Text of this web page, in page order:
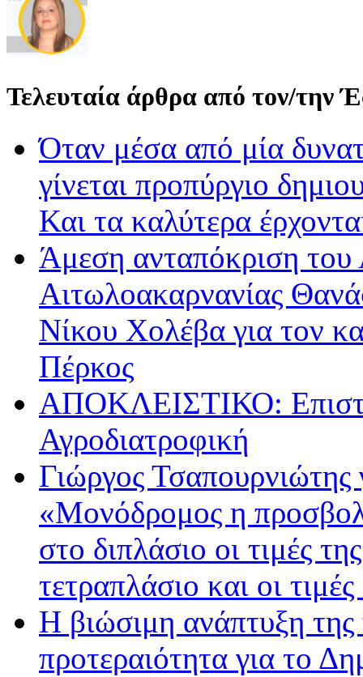
Τελευταία άρθρα από τον/την
Όταν μέσα από μία
γίνεται προπύργιο
Και τα καλύτερα
Άμεση ανταπόκριση του
Αιτωλοακαρνανίας
Νίκου Χολέβα για τον
Πέρκος
ΑΠΟΚΛΕΙΣΤΙΚΟ:
Αγροδιατροφική
Γιώργος
«Μονόδρομος η
στο διπλάσιο οι τιμές
τετραπλάσιο και οι
Η βιώσιμη ανάπτυξη της
προτεραιότητα για το